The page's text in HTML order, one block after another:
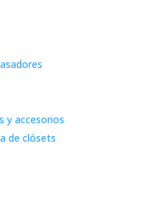
y accesorios
de clósets